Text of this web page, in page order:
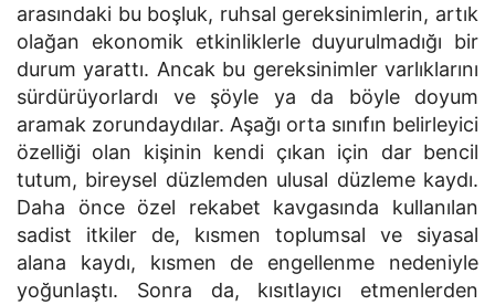
arasındaki bu boşluk, ruhsal gereksinimlerin, artık
olağan ekonomik etkinliklerle duyurulmadığı bir
durum yarattı. Ancak bu gereksinimler varlıklarını
sürdürüyorlardı ve şöyle ya da böyle doyum
aramak zorundaydılar. Aşağı orta sınıfın belirleyici
özelliği olan kişinin kendi çıkan için dar bencil
tutum, bireysel düzlemden ulusal düzleme kaydı.
Daha önce özel rekabet kavgasında kullanılan
sadist itkiler de, kısmen toplumsal ve siyasal
alana kaydı, kısmen de engellenme nedeniyle
yoğunlaştı. Sonra da, kısıtlayıcı etmenlerden